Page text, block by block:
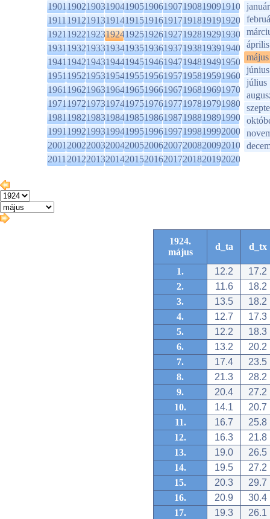
1901190219031904190519061907190819091910
1911191219131914191519161917191819191920
1921192219231924192519261927192819291930
1931193219331934193519361937193819391940
1941194219431944194519461947194819491950
1951195219531954195519561957195819591960
1961196219631964196519661967196819691970
1971197219731974197519761977197819791980
1981198219831984198519861987198819891990
1991199219931994199519961997199819992000
2001200220032004200520062007200820092010
2011201220132014201520162017201820192020
január
április
május
június
július
1924.
május
d_ta d_tx
1. 12.2
17.2
2.
11.6
18.2
3.
13.5
18.2
4.
12.7
17.3
5.
12.2
18.3
6.
13.2
20.2
7.
17.4
23.5
8.
21.3
28.2
9.
20.4
27.2
10.
14.1
20.7
11.
16.7
25.8
12.
16.3
21.8
13.
19.0
26.5
14.
19.5
27.2
15.
20.3
29.7
16.
20.9
30.4
17.
19.3
26.1